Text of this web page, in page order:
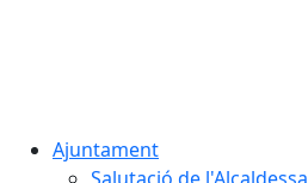
Ajuntament